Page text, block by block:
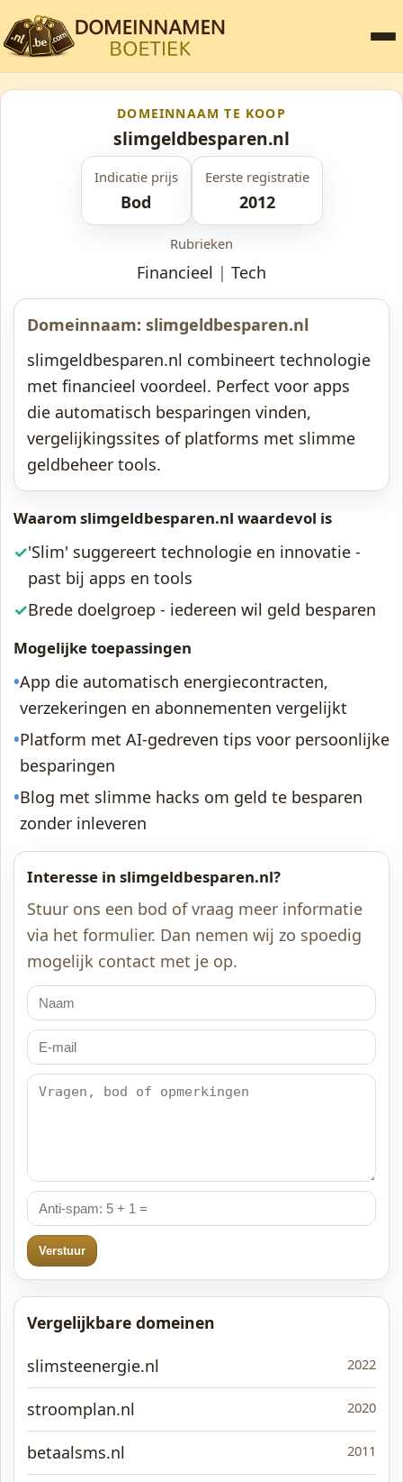
DOMEINNAAM TE KOOP
slimgeldbesparen.nl
Indicatie prijs
Bod
Eerste registratie
2012
Rubrieken
Financieel | Tech
Domeinnaam: slimgeldbesparen.nl
slimgeldbesparen.nl combineert technologie
met financieel voordeel. Perfect voor apps
die automatisch besparingen vinden,
vergelijkingssites of platforms met slimme
geldbeheer tools.
Waarom slimgeldbesparen.nl waardevol is
✓'Slim' suggereert technologie en innovatie -
past bij apps en tools
✓Brede doelgroep - iedereen wil geld besparen
Mogelijke toepassingen
•App die automatisch energiecontracten,
verzekeringen en abonnementen vergelijkt
•Platform met AI-gedreven tips voor persoonlijke
besparingen
•Blog met slimme hacks om geld te besparen
zonder inleveren
Interesse in slimgeldbesparen.nl?
Stuur ons een bod of vraag meer informatie
via het formulier. Dan nemen wij zo spoedig
mogelijk contact met je op.
Verstuur
Vergelijkbare domeinen
slimsteenergie.nl
2022
stroomplan.nl 2020
betaalsms.nl 2011